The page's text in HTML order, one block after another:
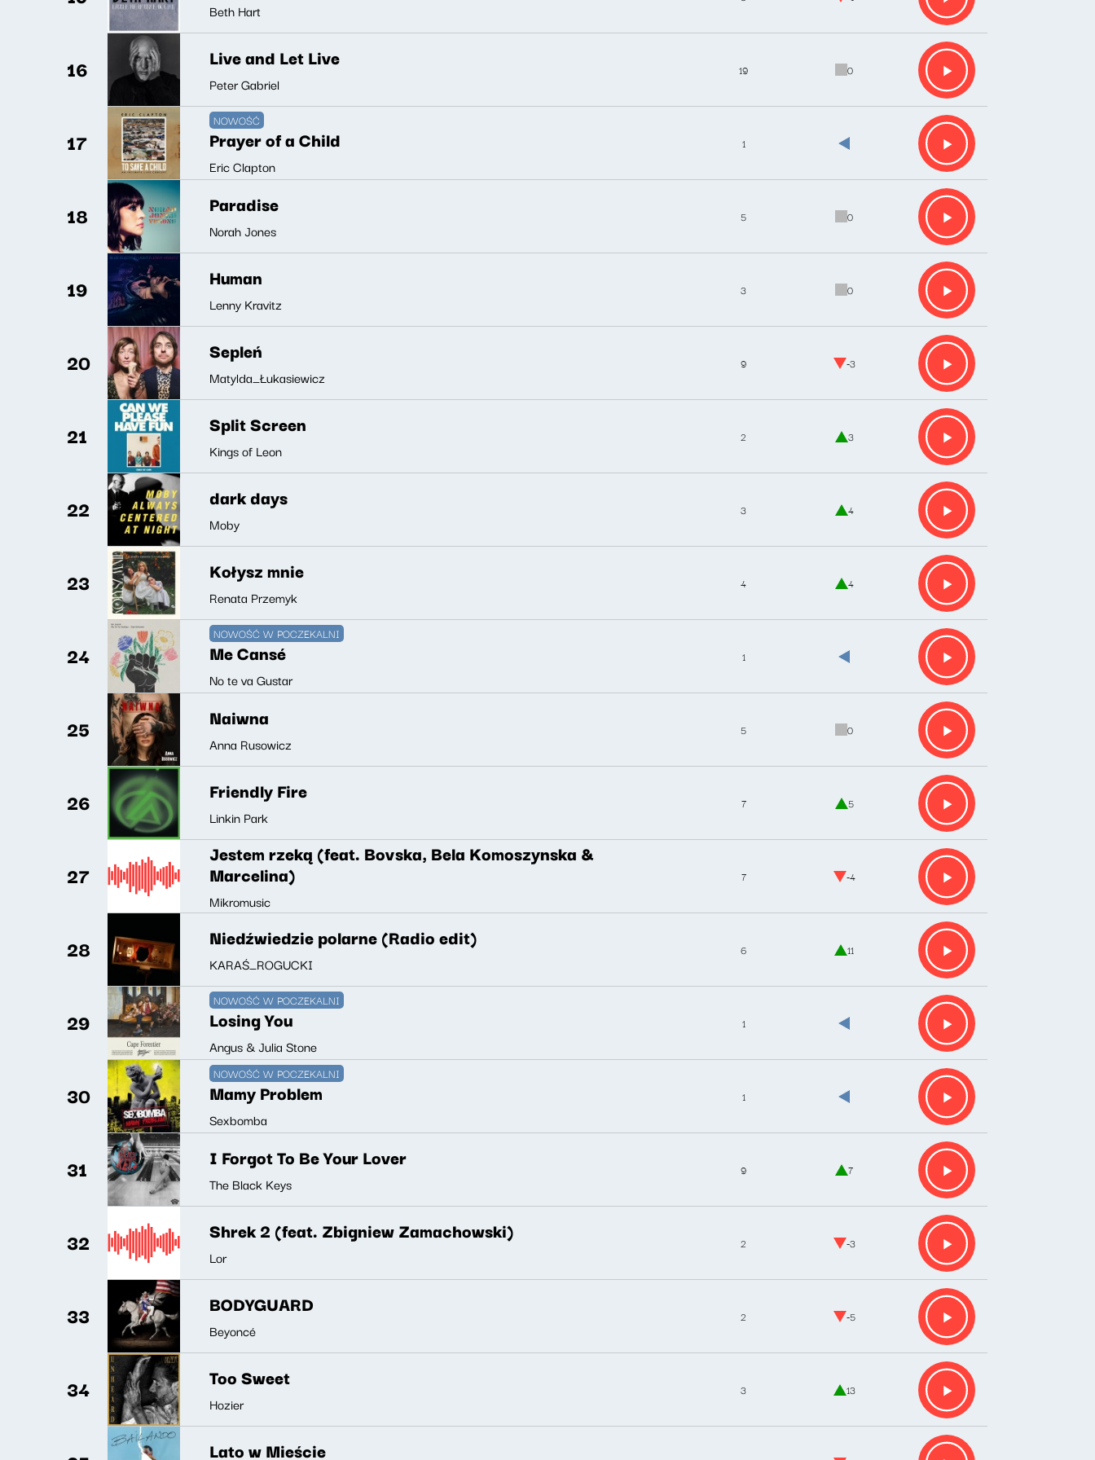
Beth Hart
16 Live and Let Live
Peter Gabriel
19 0
17
NOWOŚĆ
Prayer of a Child
Eric Clapton
1
18 Paradise
Norah Jones
5 0
19 Human
Lenny Kravitz
3 0
20 Sepleń
Matylda_Łukasiewicz
9 -3
21 Split Screen
Kings of Leon
2 3
22 dark days
Moby
3 4
23 Kołysz mnie
Renata Przemyk
4 4
24
NOWOŚĆ W POCZEKALNI
Me Cansé
No te va Gustar
1
25 Naiwna
Anna Rusowicz
5 0
26 Friendly Fire
Linkin Park
7 5
27
Jestem rzeką (feat. Bovska, Bela Komoszynska &
Marcelina)
Mikromusic
7 -4
28 Niedźwiedzie polarne (Radio edit)
KARAŚ_ROGUCKI
6 11
29
NOWOŚĆ W POCZEKALNI
Losing You
Angus & Julia Stone
1
30
NOWOŚĆ W POCZEKALNI
Mamy Problem
Sexbomba
1
31 I Forgot To Be Your Lover
The Black Keys
9 7
32 Shrek 2 (feat. Zbigniew Zamachowski)
Lor
2 -3
33 BODYGUARD
Beyoncé
2 -5
34 Too Sweet
Hozier
3 13
Lato w Mieście